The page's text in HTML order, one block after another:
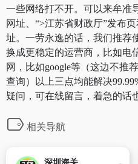
一些网络打不开。可以来牟准
网址、“>江苏省财政厅”发布
址。一劳永逸的话，我们推荐
换成更稳定的运营商，比如电
网，比如google等（这边不推
查询）以上三点均能解决
疑问，可在线留言，着急的话
相关导航